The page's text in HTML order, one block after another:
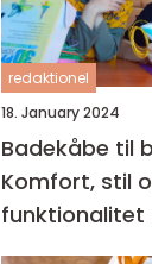
redaktionel
18. January 2024
Badekåbe til
Komfort, stil
funktionalitet